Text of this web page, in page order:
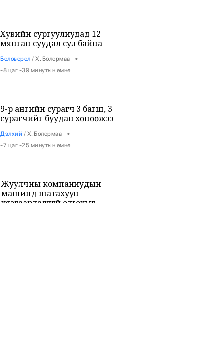
Хувийн сургуулиудад 12
мянган суудал сул байна
Боловсрол / Х. Болормаа •
-8 цаг -39 минутын өмнө
9-р ангийн сурагч 3 багш, 3
сурагчийг буудан хөнөөжээ
Дэлхий / Х. Болормаа •
-7 цаг -25 минутын өмнө
Жуулчны компаниудын
машинд шатахуун
хязгаарлалтгүй олгохыг